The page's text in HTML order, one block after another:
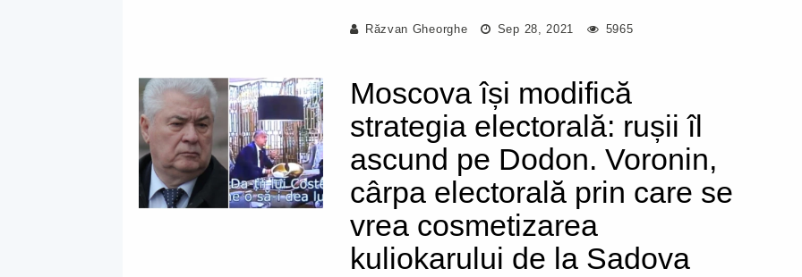
Răzvan Gheorghe Sep 28, 2021 5965
Moscova își modifică
strategia electorală: rușii îl
ascund pe Dodon. Voronin,
cârpa electorală prin care se
vrea cosmetizarea
kuliokarului de la Sadova